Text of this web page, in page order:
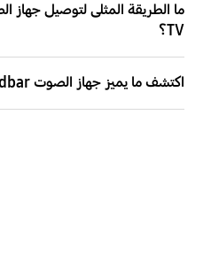
TV؟
اكتشف ما يميز جهاز الصوت soundbar من سامسونج